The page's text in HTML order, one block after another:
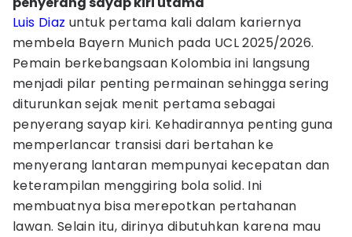
Luis Diaz untuk pertama kali dalam kariernya
membela Bayern Munich pada UCL 2025/2026.
Pemain berkebangsaan Kolombia ini langsung
menjadi pilar penting permainan sehingga sering
diturunkan sejak menit pertama sebagai
penyerang sayap kiri. Kehadirannya penting guna
memperlancar transisi dari bertahan ke
menyerang lantaran mempunyai kecepatan dan
keterampilan menggiring bola solid. Ini
membuatnya bisa merepotkan pertahanan
lawan. Selain itu, dirinya dibutuhkan karena mau